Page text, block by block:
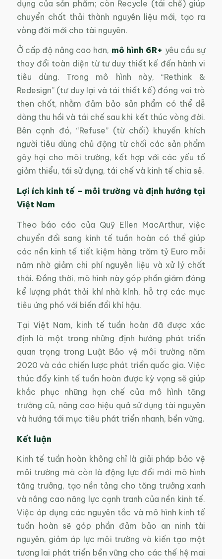
dụng của sản phẩm; còn Recycle (tái chế) giúp
chuyển chất thải thành nguyên liệu mới, tạo ra
vòng đời mới cho tài nguyên.
Ở cấp độ nâng cao hơn, mô hình 6R+ yêu cầu sự
thay đổi toàn diện từ tư duy thiết kế đến hành vi
tiêu dùng. Trong mô hình này, “Rethink &
Redesign” (tư duy lại và tái thiết kế) đóng vai trò
then chốt, nhằm đảm bảo sản phẩm có thể dễ
dàng thu hồi và tái chế sau khi kết thúc vòng đời.
Bên cạnh đó, “Refuse” (từ chối) khuyến khích
người tiêu dùng chủ động từ chối các sản phẩm
gây hại cho môi trường, kết hợp với các yếu tố
giảm thiểu, tái sử dụng, tái chế và kinh tế chia sẻ.
Lợi ích kinh tế – môi trường và định hướng tại
Việt Nam
Theo báo cáo của Quỹ Ellen MacArthur, việc
chuyển đổi sang kinh tế tuần hoàn có thể giúp
các nền kinh tế tiết kiệm hàng trăm tỷ Euro mỗi
năm nhờ giảm chi phí nguyên liệu và xử lý chất
thải. Đồng thời, mô hình này góp phần giảm đáng
kể lượng phát thải khí nhà kính, hỗ trợ các mục
tiêu ứng phó với biến đổi khí hậu.
Tại Việt Nam, kinh tế tuần hoàn đã được xác
định là một trong những định hướng phát triển
quan trọng trong Luật Bảo vệ môi trường năm
2020 và các chiến lược phát triển quốc gia. Việc
thúc đẩy kinh tế tuần hoàn được kỳ vọng sẽ giúp
khắc phục những hạn chế của mô hình tăng
trưởng cũ, nâng cao hiệu quả sử dụng tài nguyên
và hướng tới mục tiêu phát triển nhanh, bền vững.
Kết luận
Kinh tế tuần hoàn không chỉ là giải pháp bảo vệ
môi trường mà còn là động lực đổi mới mô hình
tăng trưởng, tạo nền tảng cho tăng trưởng xanh
và nâng cao năng lực cạnh tranh của nền kinh tế.
Việc áp dụng các nguyên tắc và mô hình kinh tế
tuần hoàn sẽ góp phần đảm bảo an ninh tài
nguyên, giảm áp lực môi trường và kiến tạo một
tương lai phát triển bền vững cho các thế hệ mai